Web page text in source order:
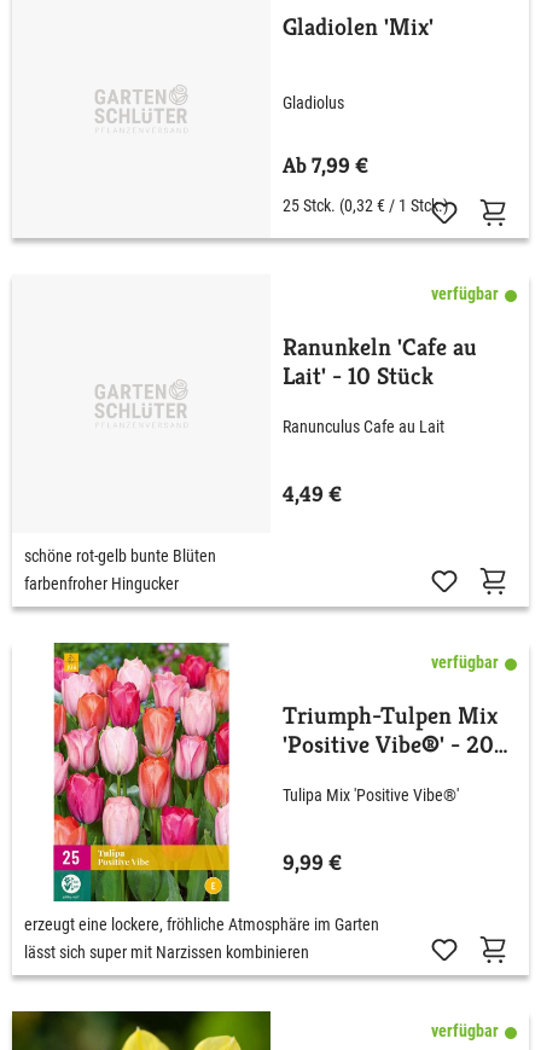
Gladiolen 'Mix'
Gladiolus
Ab 7,99 €
25 Stck. (0,32 € / 1 Stck.)
verfügbar
Ranunkeln 'Cafe au
Lait' - 10 Stück
Ranunculus Cafe au Lait
4,49 €
schöne rot-gelb bunte Blüten
farbenfroher Hingucker
verfügbar
Triumph-Tulpen Mix
'Positive Vibe®' - 20
Tulipa Mix 'Positive Vibe®'
9,99 €
erzeugt eine lockere, fröhliche Atmosphäre im Garten
lässt sich super mit Narzissen kombinieren
verfügbar